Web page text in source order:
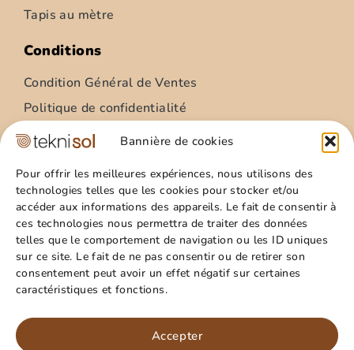
Bannière de cookies
Pour offrir les meilleures expériences, nous utilisons des
technologies telles que les cookies pour stocker et/ou
accéder aux informations des appareils. Le fait de consentir à
ces technologies nous permettra de traiter des données
telles que le comportement de navigation ou les ID uniques
sur ce site. Le fait de ne pas consentir ou de retirer son
consentement peut avoir un effet négatif sur certaines
caractéristiques et fonctions.
Accepter
Paillasson – relief palmes – 40x60cm
15,99€
Tapis au mètre
Conditions
Condition Général de Ventes
Politique de confidentialité
Condition Général Utilisation
Site
Qui sommes nous ?
Guide pratique
Favoris